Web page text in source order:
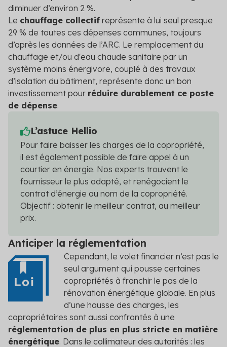
diminuer d’environ 2 %.
Le chauffage collectif représente à lui seul presque
29 % de toutes ces dépenses communes, toujours
d’après les données de l’ARC. Le remplacement du
chauffage et/ou d'eau chaude sanitaire par un
système moins énergivore, couplé à des travaux
d’isolation du bâtiment, représente donc un bon
investissement pour réduire durablement ce poste
de dépense.
L’astuce Hellio
Pour faire baisser les charges de la copropriété,
il est également possible de faire appel à un
courtier en énergie. Nos experts trouvent le
fournisseur le plus adapté, et renégocient le
contrat d’énergie au nom de la copropriété.
Objectif : obtenir le meilleur contrat, au meilleur
prix.
Anticiper la réglementation
Cependant, le volet financier n’est pas le
seul argument qui pousse certaines
copropriétés à franchir le pas de la
rénovation énergétique globale. En plus
d’une hausse des charges, les
copropriétaires sont aussi confrontés à une
réglementation de plus en plus stricte en matière
énergétique. Dans le collimateur des autorités : les